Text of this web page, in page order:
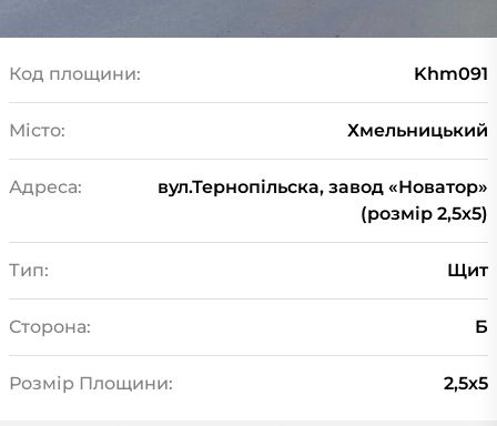
Код площини: Khm091
Місто: Хмельницький
Адреса:
вул.Тернопільска, завод «Новатор»
(розмір 2,5х5)
Тип: Щит
Сторона: Б
Розмір Площини: 2,5х5